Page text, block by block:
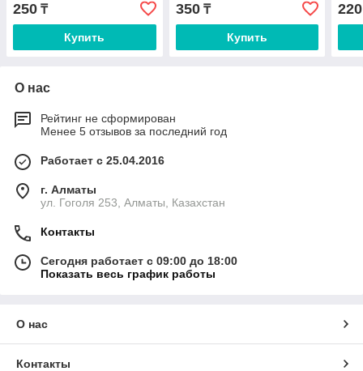
250 ₸
Купить
350₸
Купить
220
О нас
Рейтинг не сформирован
Менее 5 отзывов за последний год
Работает с 25.04.2016
г. Алматы
ул. Гоголя 253, Алматы, Казахстан
Контакты
Сегодня работает с 09:00 до 18:00
Показать весь график работы
О нас
Контакты